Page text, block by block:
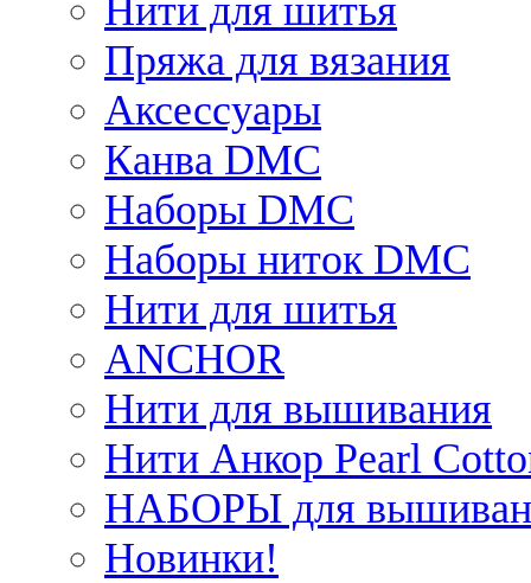
Нити для шитья
Пряжа для вязания
Аксессуары
Канва DMC
Наборы DMC
Наборы ниток DMC
Нити для шитья
ANCHOR
Нити для вышивания
Нити Анкор Pearl
НАБОРЫ для
Новинки!